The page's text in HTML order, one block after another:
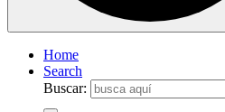
Home
Search
Buscar: